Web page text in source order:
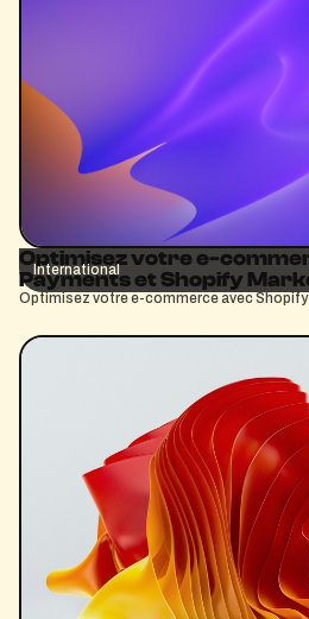
International
Optimisez votre e-
Payments et Shopify
Optimisez votre e-commerce avec